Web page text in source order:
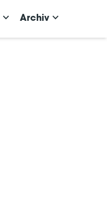
keyboard_arrow_down Archiv keyboard_arrow_down